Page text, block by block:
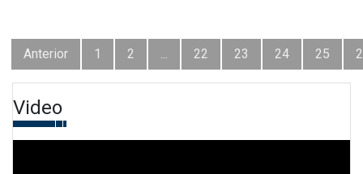
Anterior 1 2 ... 22 23 24 25
Video